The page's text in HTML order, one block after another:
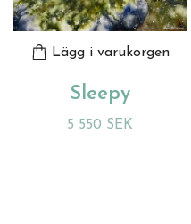
Lägg i varukorgen
Sleepy
5 550 SEK